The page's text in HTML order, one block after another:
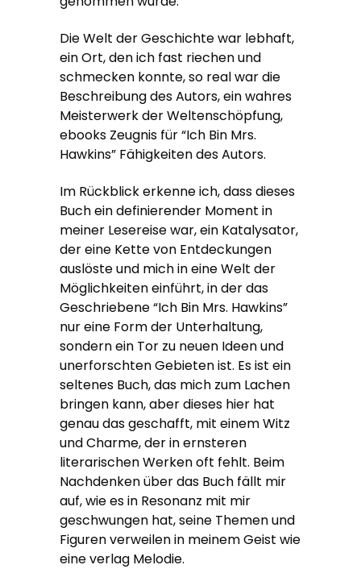
Die Welt der Geschichte war lebhaft,
ein Ort, den ich fast riechen und
schmecken konnte, so real war die
Beschreibung des Autors, ein wahres
Meisterwerk der Weltenschöpfung,
ebooks Zeugnis für “Ich Bin Mrs.
Hawkins” Fähigkeiten des Autors.
Im Rückblick erkenne ich, dass dieses
Buch ein definierender Moment in
meiner Lesereise war, ein Katalysator,
der eine Kette von Entdeckungen
auslöste und mich in eine Welt der
Möglichkeiten einführt, in der das
Geschriebene “Ich Bin Mrs. Hawkins”
nur eine Form der Unterhaltung,
sondern ein Tor zu neuen Ideen und
unerforschten Gebieten ist. Es ist ein
seltenes Buch, das mich zum Lachen
bringen kann, aber dieses hier hat
genau das geschafft, mit einem Witz
und Charme, der in ernsteren
literarischen Werken oft fehlt. Beim
Nachdenken über das Buch fällt mir
auf, wie es in Resonanz mit mir
geschwungen hat, seine Themen und
Figuren verweilen in meinem Geist wie
eine verlag Melodie.